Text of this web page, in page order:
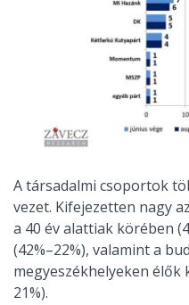
A társadalmi csoportok
vezet. Kifejezetten nagy
a 40 év alattiak körében
(42%–22%), valamint a
megyeszékhelyeken élők
21%).